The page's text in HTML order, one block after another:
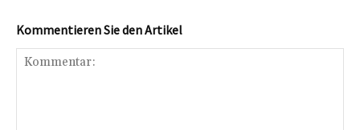
Kommentieren Sie den Artikel